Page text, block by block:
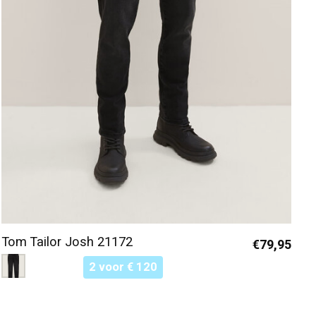
2 voor € 120
Tom Tailor Josh 21172
Color: — Zwart 10250
Zwart 10250
€79,95